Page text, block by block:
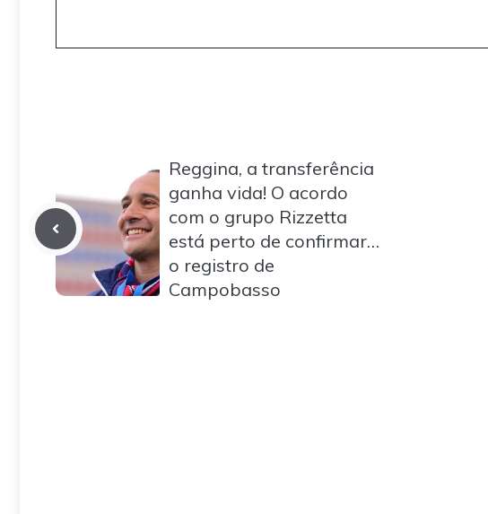
Reggina, a transferência
ganha vida! O acordo
com o grupo Rizzetta
está perto de confirmar…
o registro de
Campobasso